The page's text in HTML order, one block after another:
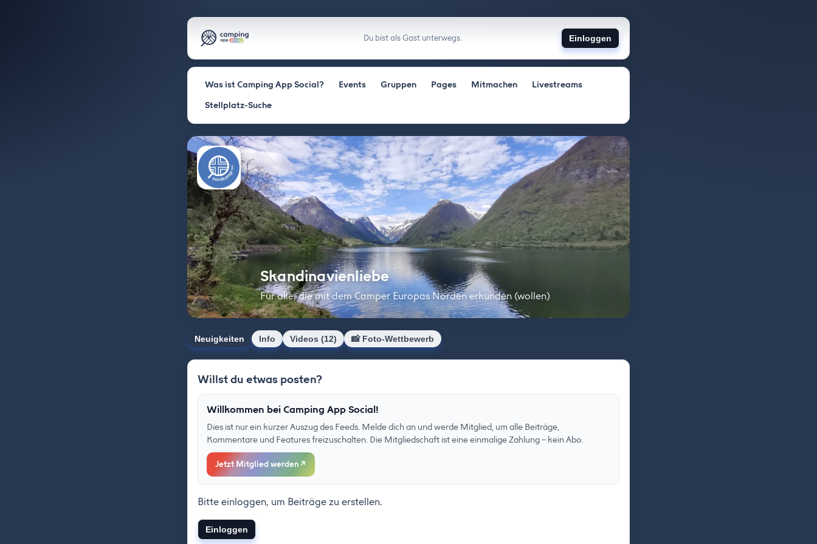
Du bist als Gast unterwegs. Einloggen
Was ist Camping App Social? Events Gruppen Pages Mitmachen
Livestreams
Stellplatz-Suche
Skandinavienliebe
Für alle, die mit dem Camper Europas Norden erkunden (wollen)
Neuigkeiten Info Videos (12) 📸 Foto-Wettbewerb
Willst du etwas posten?
Willkommen bei Camping App Social!
Dies ist nur ein kurzer Auszug des Feeds. Melde dich an und werde Mitglied, um alle Beiträge,
Kommentare und Features freizuschalten. Die Mitgliedschaft ist eine einmalige Zahlung – kein Abo.
Jetzt Mitglied werden ↗
Bitte einloggen, um Beiträge zu erstellen.
Einloggen